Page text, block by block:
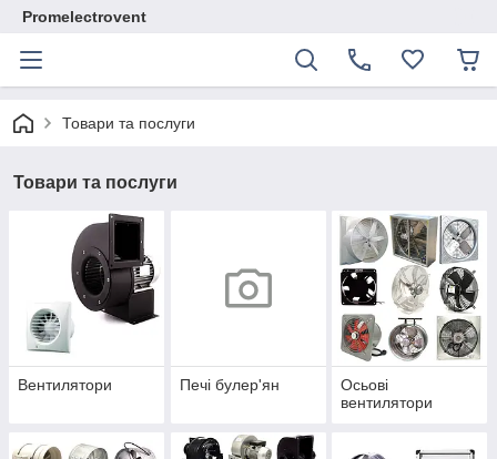
Promelectrovent
Товари та послуги
Товари та послуги
Вентилятори Печі булер'ян
Осьові
вентилятори